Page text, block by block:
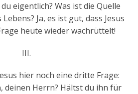
eigentlich? Was ist die Quelle
Ja, es ist gut, dass Jesus
heute wieder wachrüttelt!
III.
hier noch eine dritte Frage:
deinen Herrn? Hältst du ihn für